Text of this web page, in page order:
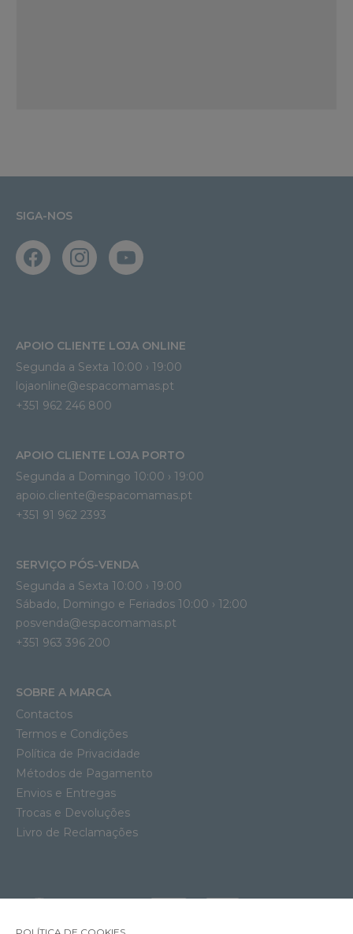
SIGA-NOS
APOIO CLIENTE LOJA ONLINE
Segunda a Sexta 10:00 › 19:00
lojaonline@espacomamas.pt
+351 962 246 800
APOIO CLIENTE LOJA PORTO
Segunda a Domingo 10:00 › 19:00
apoio.cliente@espacomamas.pt
+351 91 962 2393
SERVIÇO PÓS-VENDA
Segunda a Sexta 10:00 › 19:00
Sábado, Domingo e Feriados 10:00 › 12:00
posvenda@espacomamas.pt
+351 963 396 200
SOBRE A MARCA
Contactos
Termos e Condições
Política de Privacidade
Métodos de Pagamento
Envios e Entregas
Trocas e Devoluções
Livro de Reclamações